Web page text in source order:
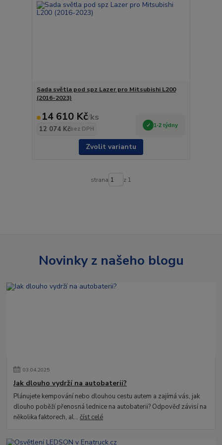
Sada světla pod spz Lazer pro Mitsubishi L200
(2016-2023)
14 610 Kč/ks
12 074 Kčbez DPH
1-2 týdny
Zvolit variantu
strana z 1
Novinky z našeho blogu
03.04.2025
Jak dlouho vydrží na autobaterii?
Plánujete kempování nebo dlouhou cestu autem a zajímá vás, jak
dlouho poběží přenosná lednice na autobaterii? Odpověď závisí na
několika faktorech, al...číst celé